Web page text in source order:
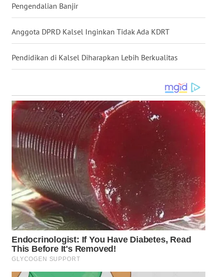
Pengendalian Banjir
Anggota DPRD Kalsel Inginkan Tidak Ada KDRT
Pendidikan di Kalsel Diharapkan Lebih Berkualitas
WN
KALTARA
WN
KALTIM
WN
SULSEL
WN
GORONTALO
WN
SULUT
WN
MALUKU
WN